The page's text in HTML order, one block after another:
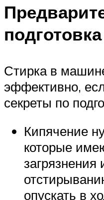
подготовка
Стирка в
эффективно,
секреты по
Кипячение
которые
загрязнения
опускать в